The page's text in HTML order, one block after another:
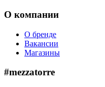
О компании
О бренде
Вакансии
Магазины
#mezzatorre